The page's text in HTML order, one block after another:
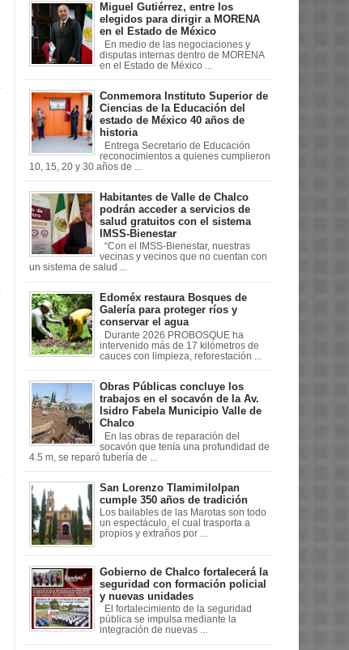
Miguel Gutiérrez, entre los
elegidos para dirigir a MORENA
en el Estado de México
En medio de las negociaciones y
disputas internas dentro de MORENA
en el Estado de México ...
Conmemora Instituto Superior de
Ciencias de la Educación del
estado de México 40 años de
historia
Entrega Secretario de Educación
reconocimientos a quienes cumplieron
10, 15, 20 y 30 años de ...
Habitantes de Valle de Chalco
podrán acceder a servicios de
salud gratuitos con el sistema
IMSS-Bienestar
“Con el IMSS-Bienestar, nuestras
vecinas y vecinos que no cuentan con
un sistema de salud ...
Edoméx restaura Bosques de
Galería para proteger ríos y
conservar el agua
Durante 2026 PROBOSQUE ha
intervenido más de 17 kilómetros de
cauces con limpieza, reforestación ...
Obras Públicas concluye los
trabajos en el socavón de la Av.
Isidro Fabela Municipio Valle de
Chalco
En las obras de reparación del
socavón que tenía una profundidad de
4.5 m, se reparó tubería de ...
San Lorenzo Tlamimilolpan
cumple 350 años de tradición
Los bailables de las Marotas son todo
un espectáculo, el cual trasporta a
propios y extraños por ...
Gobierno de Chalco fortalecerá la
seguridad con formación policial
y nuevas unidades
El fortalecimiento de la seguridad
pública se impulsa mediante la
integración de nuevas ...